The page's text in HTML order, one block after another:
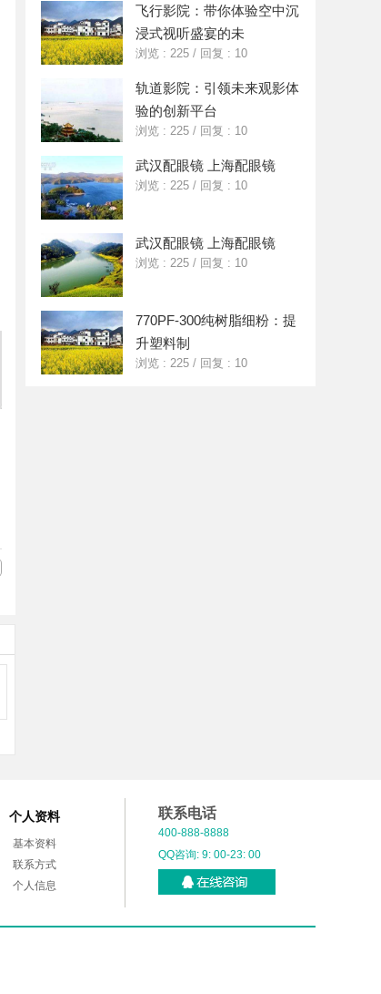
飞行影院：带你体验空中沉
浸式视听盛宴的未
浏览 : 225 / 回复 : 10
轨道影院：引领未来观影体
验的创新平台
浏览 : 225 / 回复 : 10
武汉配眼镜 上海配眼镜
浏览 : 225 / 回复 : 10
武汉配眼镜 上海配眼镜
浏览 : 225 / 回复 : 10
770PF-300纯树脂细粉：提
升塑料制
浏览 : 225 / 回复 : 10
个人资料
基本资料
联系方式
个人信息
联系电话
400-888-8888
QQ咨询: 9: 00-23: 00